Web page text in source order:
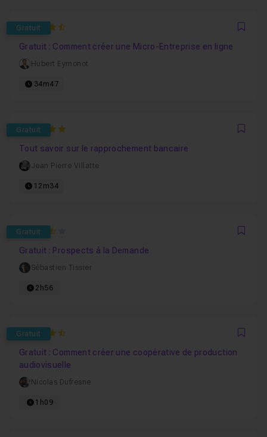
Gratuit
4.75
Gratuit : Comment créer une Micro-Entreprise en ligne
Hubert Eymonot
34m47
Gratuit
5
Tout savoir sur le rapprochement bancaire
Jean Pierre Villatte
12m34
Gratuit
3.5384615384615
Gratuit : Prospects à la Demande
Sébastien Tissier
2h56
Gratuit
4.2857142857143
Gratuit : Comment créer une coopérative de production
audiovisuelle
Nicolas Dufresne
1h09